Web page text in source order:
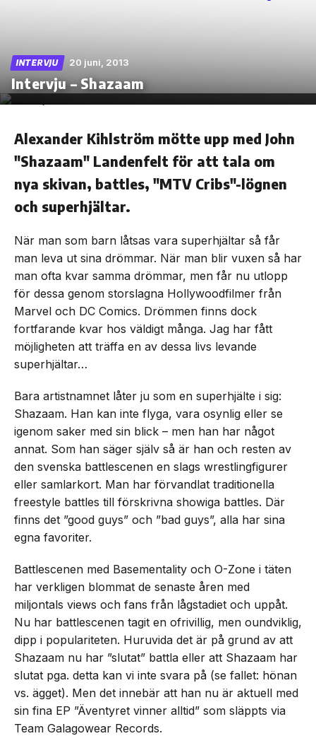
Skip
the
INTERVJU 20 juni, 2013
Intervju – Shazaam
Alexander Kihlström mötte upp med John
"Shazaam" Landenfelt för att tala om
nya skivan, battles, "MTV Cribs"-lögnen
och superhjältar.
När man som barn låtsas vara superhjältar så får
man leva ut sina drömmar. När man blir vuxen så har
man ofta kvar samma drömmar, men får nu utlopp
för dessa genom storslagna Hollywoodfilmer från
Marvel och DC Comics. Drömmen finns dock
fortfarande kvar hos väldigt många. Jag har fått
möjligheten att träffa en av dessa livs levande
superhjältar…
Bara artistnamnet låter ju som en superhjälte i sig:
Shazaam. Han kan inte flyga, vara osynlig eller se
igenom saker med sin blick – men han har något
annat. Som han säger själv så är han och resten av
den svenska battlescenen en slags wrestlingfigurer
eller samlarkort. Man har förvandlat traditionella
freestyle battles till förskrivna showiga battles. Där
finns det ”good guys” och ”bad guys”, alla har sina
egna favoriter.
Battlescenen med Basementality och O-Zone i täten
har verkligen blommat de senaste åren med
miljontals views och fans från lågstadiet och uppåt.
Nu har battlescenen tagit en ofrivillig, men oundviklig,
dipp i populariteten. Huruvida det är på grund av att
Shazaam nu har ”slutat” battla eller att Shazaam har
slutat pga. detta kan vi inte svara på (se fallet: hönan
vs. ägget). Men det innebär att han nu är aktuell med
sin fina EP ”Äventyret vinner alltid” som släppts via
Team Galagowear Records.